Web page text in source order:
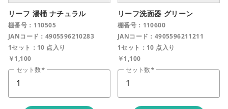
リーフ 湯桶 ナチュラル
棚番号：110505
JANコード：4905596210283
1セット：10 点入り
￥1,100
セット数
リーフ洗面器 グリーン
棚番号：110600
JANコード：4905596211211
1セット：10 点入り
￥1,100
セット数